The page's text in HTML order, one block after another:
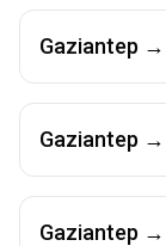
Gaziantep →
Gaziantep →
Gaziantep →